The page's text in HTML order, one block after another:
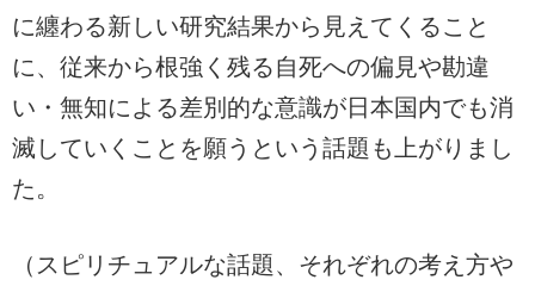
に纏わる新しい研究結果から見えてくること
に、従来から根強く残る自死への偏見や勘違
い・無知による差別的な意識が日本国内でも消
滅していくことを願うという話題も上がりまし
た。
（スピリチュアルな話題、それぞれの考え方や